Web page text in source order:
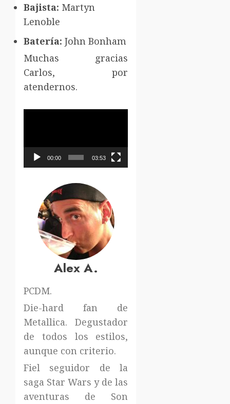
Bajista: Martyn
Lenoble
Batería: John Bonham
Muchas gracias
Carlos, por
atendernos.
vídeo
00:00 03:53
Alex A.
PCDM.
Die-hard fan de
Metallica. Degustador
de todos los estilos,
aunque con criterio.
Fiel seguidor de la
saga Star Wars y de las
aventuras de Son